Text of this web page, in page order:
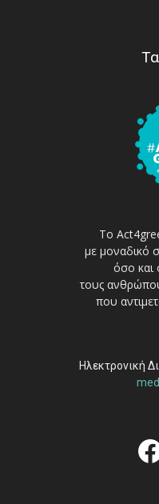
Το
με μοναδικό
όσο
τους
που
Ηλεκτρονική